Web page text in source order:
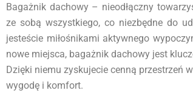
Bagażnik dachowy – nieodłączny
ze sobą wszystkiego, co niezbędne do
jesteście miłośnikami aktywnego
nowe miejsca, bagażnik dachowy jest
Dzięki niemu zyskujecie cenną przestrzeń
wygodę i komfort.